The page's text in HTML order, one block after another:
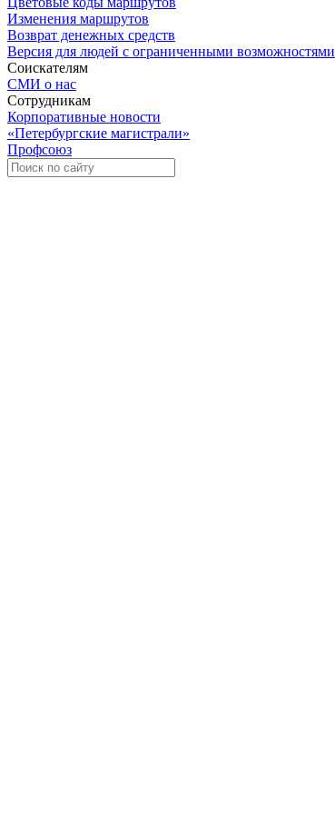
Изменения маршрутов
Возврат денежных средств
Версия для людей с ограниченными возможностями
Соискателям
СМИ о нас
Сотрудникам
Корпоративные новости
«Петербургские магистрали»
Профсоюз